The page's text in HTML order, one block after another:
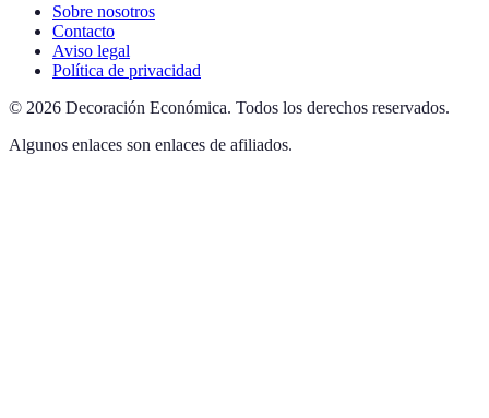
Sobre nosotros
Contacto
Aviso legal
Política de privacidad
© 2026 Decoración Económica. Todos los derechos reservados.
Algunos enlaces son enlaces de afiliados.